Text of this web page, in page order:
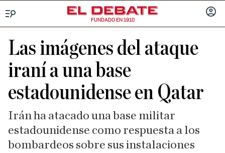
FUNDADO EN 1910
Las imágenes del ataque
iraní a una base
estadounidense en Qatar
Irán ha atacado una base militar
estadounidense como respuesta a los
bombardeos sobre sus instalaciones